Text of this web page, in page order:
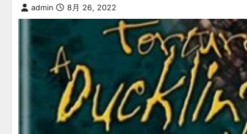
admin 8月 26, 2022